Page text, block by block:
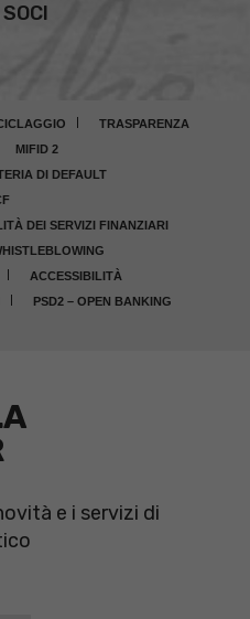
TRASPARENZA
MIFID 2
DI DEFAULT
DEI SERVIZI FINANZIARI
ACCESSIBILITÀ
PSD2 – OPEN BANKING
e i servizi di